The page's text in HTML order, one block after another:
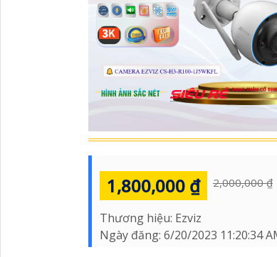
1,800,000 ₫ 2,000,000 ₫
Thương hiệu: Ezviz
Ngày đăng: 6/20/2023 11:20:34